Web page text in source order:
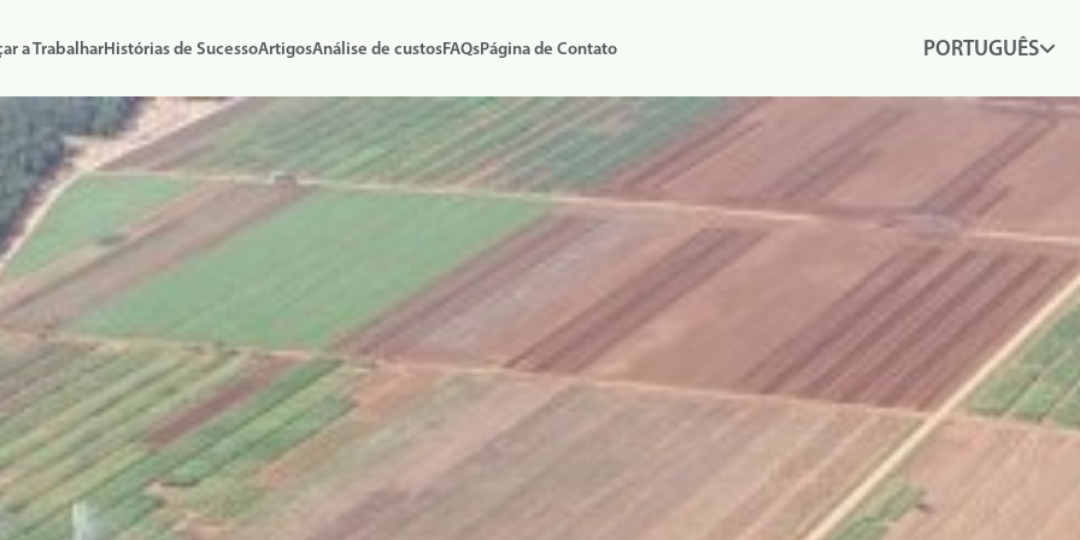
a TrabalharHistórias de SucessoArtigos
irrigação por
(SDI): o
a agricultura
Irrigação subsuperficial: a escolha
Pivô para irrigação por gotejamento
subsuperficial (SDI): uma mudança
estratégica
Irrigação por gotejamento
subsuperficial (SDI) vs. pivô: quem
ganha?
Análise de custosFAQsPágina de Contato PORTUGUÊS